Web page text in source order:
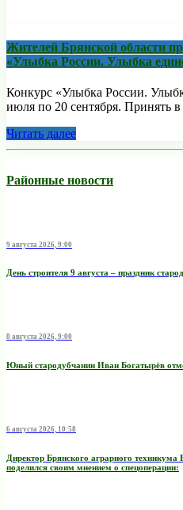
Жителей Брянской области
«Улыбка России. Улыбка
Конкурс «Улыбка России.
июля по 20 сентября. Принять
Читать далее
Районные новости
9 августа 2026, 9:00
День строителя 9 августа – праздник
8 августа 2026, 9:00
Юный стародубчанин Иван Богатырёв
6 августа 2026, 10:58
Директор Брянского аграрного
поделился своим мнением о спецоперации: